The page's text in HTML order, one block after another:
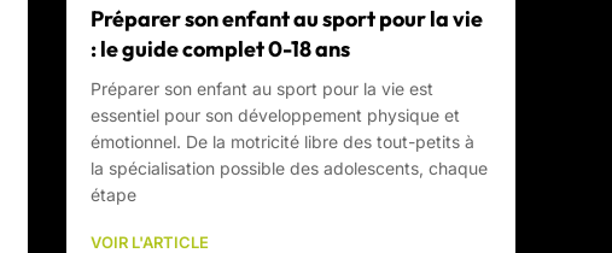
Préparer son enfant au sport pour la vie
: le guide complet 0-18 ans
Préparer son enfant au sport pour la vie est
essentiel pour son développement physique et
émotionnel. De la motricité libre des tout-petits à
la spécialisation possible des adolescents, chaque
étape
VOIR L'ARTICLE